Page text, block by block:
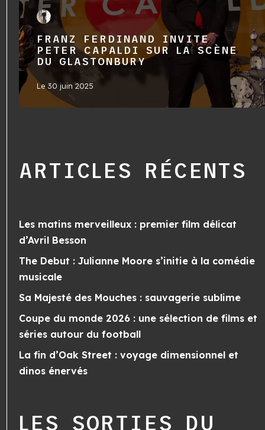
FRANZ FERDINAND INVITE
PETER CAPALDI SUR LA SCÈNE
DU GLASTONBURY
Le30 juin 2025
ARTICLES RÉCENTS
Les matins merveilleux : premier film délicat
d’Avril Besson
The Debut : Julianne Moore s’initie à la comédie
musicale
Sa Majesté des Mouches : sauvagerie sublime
Coupe du monde 2026 : une sélection de films et
séries autour du football
La fin d’Oak Street : voyage dimensionnel et
dinos énervés
LES SORTIES DU